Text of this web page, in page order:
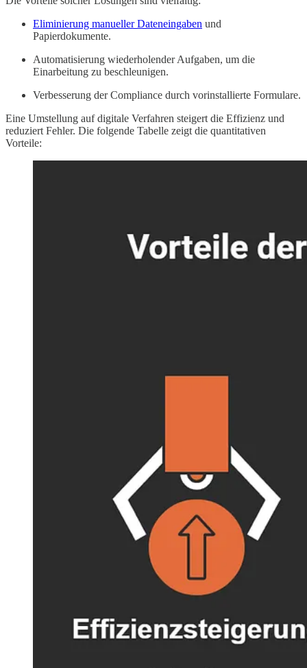
Eliminierung manueller Dateneingaben und
Papierdokumente.
Automatisierung wiederholender Aufgaben, um die
Einarbeitung zu beschleunigen.
Verbesserung der Compliance durch vorinstallierte Formulare.
Eine Umstellung auf digitale Verfahren steigert die Effizienz und
reduziert Fehler. Die folgende Tabelle zeigt die quantitativen
Vorteile: